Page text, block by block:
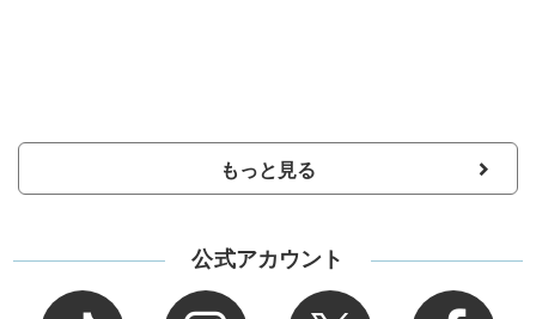
もっと見る
公式アカウント